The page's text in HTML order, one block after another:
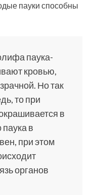
пауки способны
паука-
кровью,
Но так
то при
в
паука в
при этом
органов